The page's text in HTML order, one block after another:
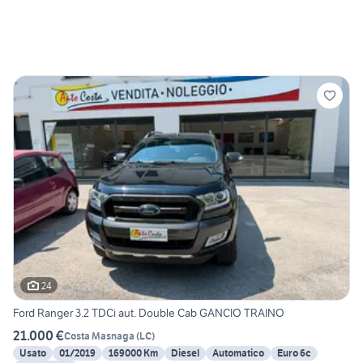
24
Ford Ranger 3.2 TDCi aut. Double Cab GANCIO TRAINO
21.000 €Costa Masnaga (LC)
Usato
01/2019 169000 Km Diesel Automatico
Euro 6c